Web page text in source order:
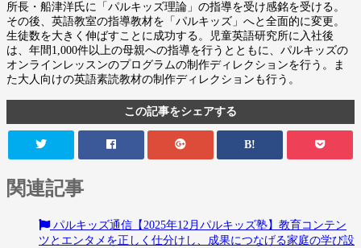
所長・船津洋氏に「パルキッズ理論」の指導を受け感銘を受ける。
その後、英語教室の指導教材を「パルキッズ」へと全面的に変更。
生徒数を大きく伸ばすことに成功する。児童英語研究所に入社後
は、年間1,000件以上の母親への指導を行うとともに、パルキッズの
オンラインレッスンのプログラムの制作ディレクションを行う。ま
た大人向けの英語素読教材の制作ディレクションも行う。
この記事をシェアする
B!
関連記事
パルキッズ通信【2025年12月パルキッズ塾】教育コンテン
ツとエンタメを正しく仕分けし、成果につなげる家庭の学び設